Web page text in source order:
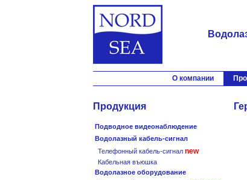
О компании
Продукция
Подводное видеонаблюдение
Водолазный кабель-сигнал
Телефонный кабель-сигнал new
Кабельная въюшка
Водолазное оборудование